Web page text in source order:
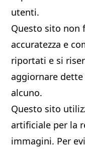
utenti.
Questo sito non
accuratezza e
riportati e si
aggiornare
alcuno.
Questo sito
artificiale per la
immagini. Per